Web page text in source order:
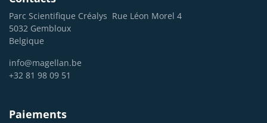
Parc Scientifique Créalys Rue Léon Morel 4
5032 Gembloux
Belgique
info@magellan.be
+32 81 98 09 51
Paiements